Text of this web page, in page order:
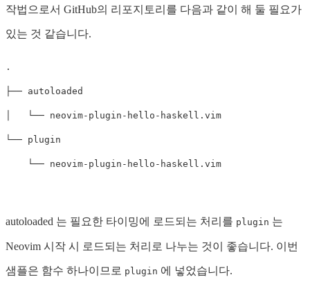
작법으로서 GitHub의 리포지토리를 다음과 같이 해 둘 필요가
있는 것 같습니다.
.
├── autoloaded
│   └── neovim-plugin-hello-haskell.vim
└── plugin
autoloaded 는 필요한 타이밍에 로드되는 처리를 plugin 는
Neovim 시작 시 로드되는 처리로 나누는 것이 좋습니다. 이번
샘플은 함수 하나이므로 plugin 에 넣었습니다.